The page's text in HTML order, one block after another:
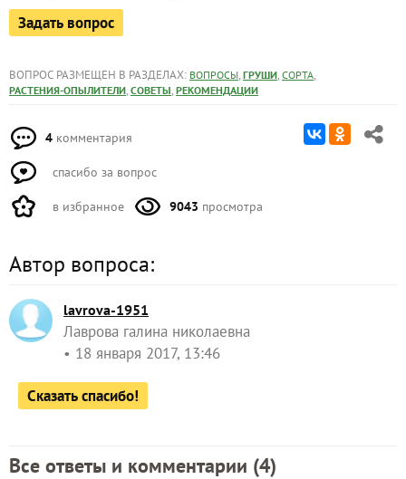
Задать вопрос
ВОПРОС РАЗМЕЩЕН В РАЗДЕЛАХ: ВОПРОСЫ, ГРУШИ, СОРТА,
РАСТЕНИЯ-ОПЫЛИТЕЛИ, СОВЕТЫ, РЕКОМЕНДАЦИИ
4 комментария
спасибо за вопрос
в избранное 9043 просмотра
Автор вопроса:
lavrova-1951
Лаврова галина николаевна
18 января 2017, 13:46
Сказать спасибо!
Все ответы и комментарии (4)